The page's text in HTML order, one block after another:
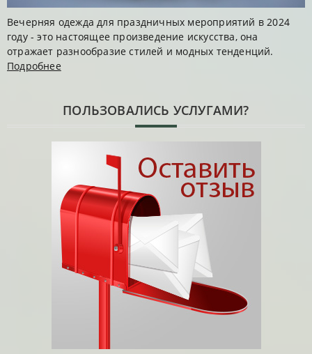
Вечерняя одежда для праздничных мероприятий в 2024
году - это настоящее произведение искусства, она
отражает разнообразие стилей и модных тенденций.
Подробнее
ПОЛЬЗОВАЛИСЬ УСЛУГАМИ?